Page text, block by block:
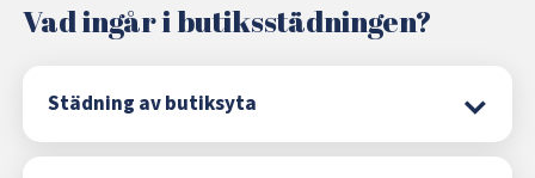
Vad ingår i butiksstädningen?
Städning av butiksyta